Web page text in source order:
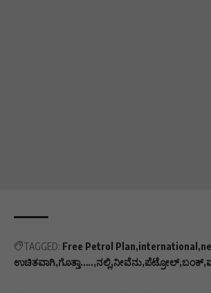
TAGGED: Free Petrol Plan international
ಉಚಿತವಾಗಿ ಗೊತ್ತಾ….. ನಲ್ಲಿ ನೀವೆನು ಪೆಟ್ರೋಲ್ ಬಂಕ್